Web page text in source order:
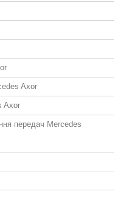
Axor
Axor
передач Mercedes